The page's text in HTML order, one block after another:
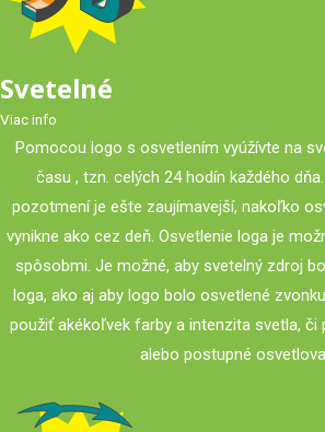
Svetelné
Viac info
Pomocou logo s osvetlením vyúžívte na
času , tzn. celých 24 hodín každého
pozotmení je ešte zaujímavejší, nakoľko
vynikne ako cez deň. Osvetlenie loga je
spôsobmi. Je možné, aby svetelný zdroj
loga, ako aj aby logo bolo osvetlené
použiť akékoľvek farby a intenzita svetla, či
alebo postupné